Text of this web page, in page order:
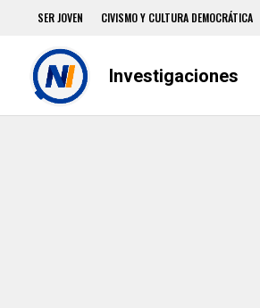
SER JOVEN CIVISMO Y CULTURA DEMOCRÁTICA
Investigaciones